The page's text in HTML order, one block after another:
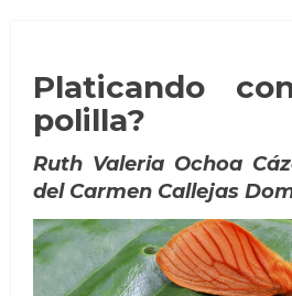
Platicando
polilla?
Ruth Valeria Ochoa
del Carmen Callejas